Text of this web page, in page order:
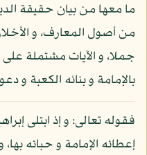
ما معها من بيان حقيقة
من أصول المعارف، و
جملا، و الآيات مشتملة
بالإمامة و بنائه الكعبة و
فقوله تعالى: و إذ ابتلى
إعطائه الإمامة و حبائه